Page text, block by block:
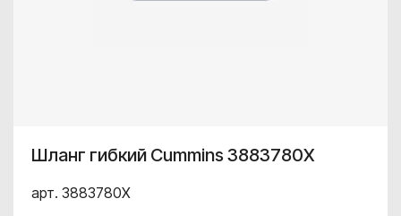
Шланг гибкий Cummins 3883780X
арт. 3883780X